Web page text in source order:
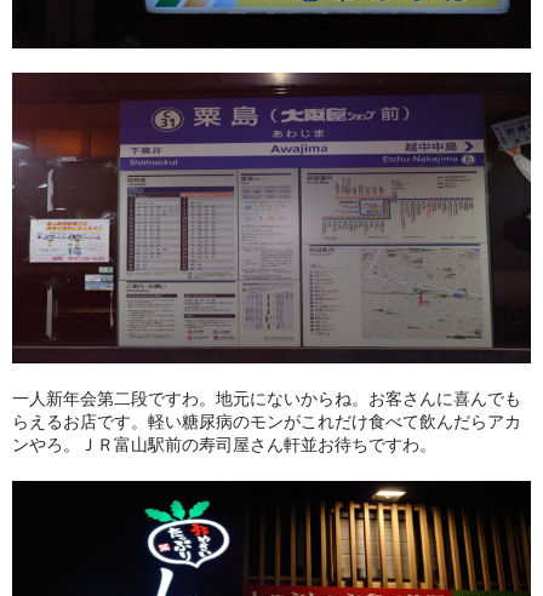
一人新年会第二段ですわ。地元にないからね。お客さんに喜んでも
らえるお店です。軽い糖尿病のモンがこれだけ食べて飲んだらアカ
ンやろ。ＪＲ富山駅前の寿司屋さん軒並お待ちですわ。